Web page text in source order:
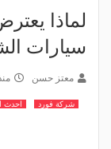
لماذا
سيارات
معتز حسن منذ 6
شركة فورد احدث